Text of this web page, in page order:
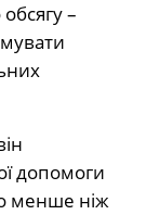
–
допомоги
менше ніж